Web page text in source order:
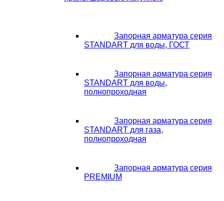
Запорная арматура серия
STANDART для воды, ГОСТ
Запорная арматура серия
STANDART для воды,
полнопроходная
Запорная арматура серия
STANDART для газа,
полнопроходная
Запорная арматура серия
PREMIUM